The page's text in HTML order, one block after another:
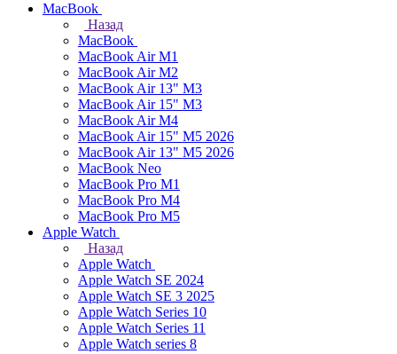
MacBook
Назад
MacBook
MacBook Air M1
MacBook Air M2
MacBook Air 13" M3
MacBook Air 15" M3
MacBook Air M4
MacBook Air 15" М5 2026
MacBook Air 13" М5 2026
MacBook Neo
MacBook Pro M1
MacBook Pro M4
MacBook Pro M5
Apple Watch
Назад
Apple Watch
Apple Watch SE 2024
Apple Watch SE 3 2025
Apple Watch Series 10
Apple Watch Series 11
Apple Watch series 8